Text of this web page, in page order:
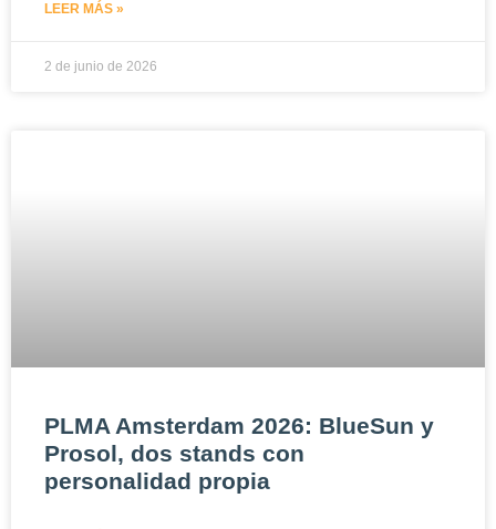
LEER MÁS »
2 de junio de 2026
PLMA Amsterdam 2026: BlueSun y
Prosol, dos stands con
personalidad propia